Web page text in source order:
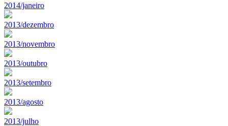
2014/janeiro
2013/dezembro
2013/novembro
2013/outubro
2013/setembro
2013/agosto
2013/julho